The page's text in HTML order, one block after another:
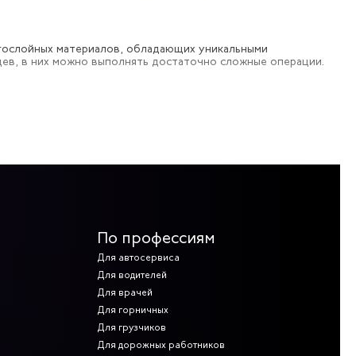
материалов, обладающих уникальными
в них можно выполнять достаточно сложные операции.
вкладышами – от механических повреждений. У нас
и материала изделия, а также объема партии. При
По профессиям
Для автосервиса
Для водителей
Для врачей
Для горничных
Для грузчиков
Для дорожных работников